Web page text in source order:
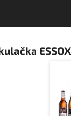
ESSOX